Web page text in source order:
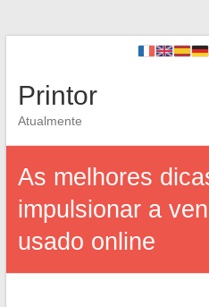
Printor
Atualmente
As melhores
impulsionar a
usado online